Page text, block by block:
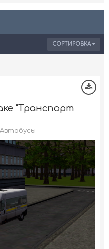
СОРТИРОВКА
"Транспорт
Автобусы